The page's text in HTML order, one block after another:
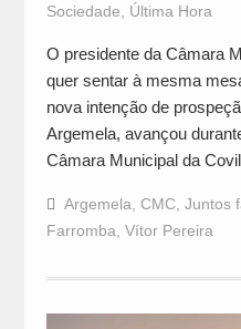
Sociedade
Última Hora
O presidente da Câmara
quer sentar à mesma
nova intenção de
Argemela, avançou
Câmara Municipal da
Argemela CMC, Juntos
Farromba Vítor Pereira